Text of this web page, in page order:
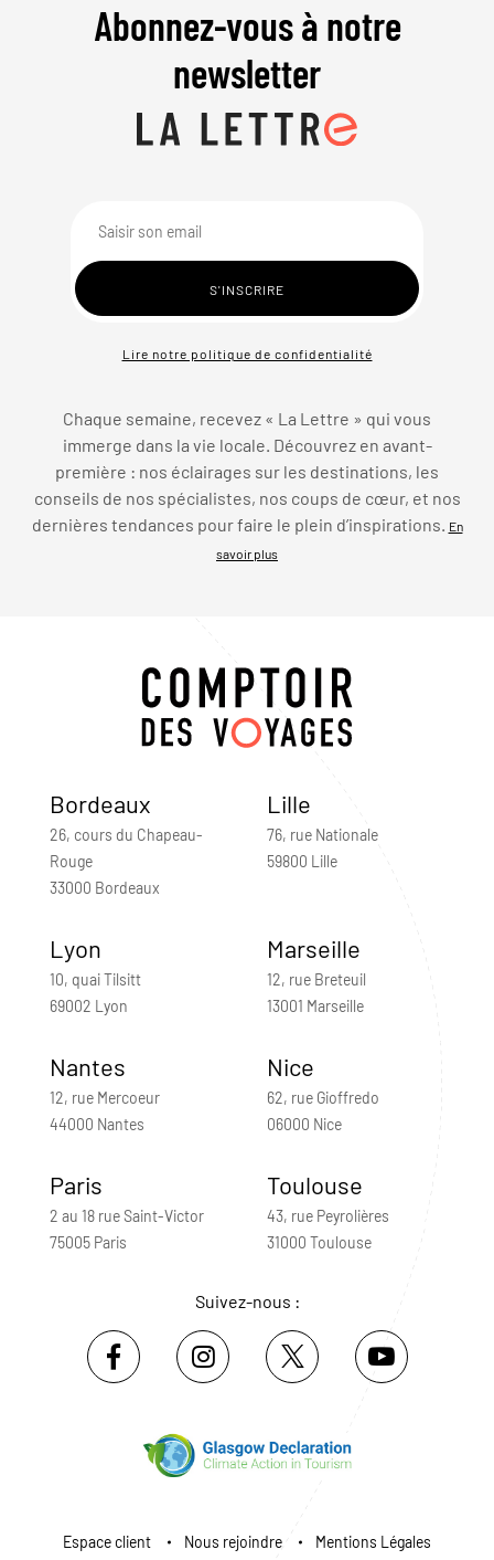
Abonnez-vous à notre
newsletter
Lire notre politique de confidentialité
Chaque semaine, recevez « La Lettre » qui vous
immerge dans la vie locale. Découvrez en avant-
première : nos éclairages sur les destinations, les
conseils de nos spécialistes, nos coups de cœur, et nos
dernières tendances pour faire le plein d’inspirations. En
savoir plus
Bordeaux
26, cours du Chapeau-
Rouge
33000 Bordeaux
Lille
76, rue Nationale
59800 Lille
Lyon
10, quai Tilsitt
69002 Lyon
Marseille
12, rue Breteuil
13001 Marseille
Nantes
12, rue Mercoeur
44000 Nantes
Nice
62, rue Gioffredo
06000 Nice
Paris
2 au 18 rue Saint-Victor
75005 Paris
Toulouse
43, rue Peyrolières
31000 Toulouse
Suivez-nous :
Espace client Nous rejoindre
Mentions Légales